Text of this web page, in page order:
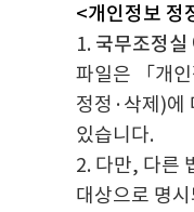
<개인정보 정
1. 국무조정실
파일은 「개
정정·삭제)에
있습니다.
2. 다만, 다른
대상으로 명